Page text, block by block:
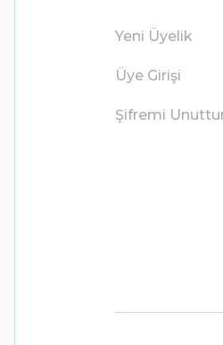
Yeni Üyelik
Üye Girişi
Şifremi